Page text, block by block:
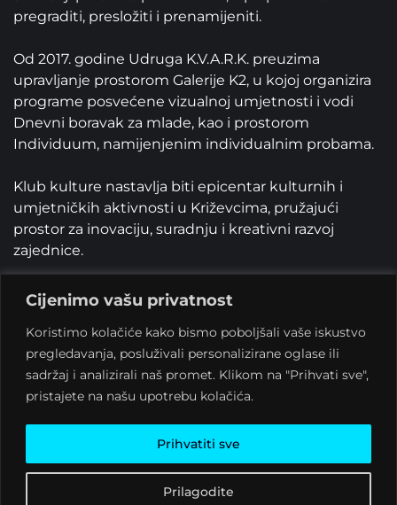
Cijenimo vašu privatnost
Koristimo kolačiće kako bismo poboljšali vaše iskustvo
pregledavanja, posluživali personalizirane oglase ili
sadržaj i analizirali naš promet. Klikom na "Prihvati sve",
pristajete na našu upotrebu kolačića.
Prilagodite
Prihvatiti sve
pregraditi, presložiti i prenamijeniti. ‍
Od 2017. godine Udruga K.V.A.R.K. preuzima
upravljanje prostorom Galerije K2, u kojoj organizira
programe posvećene vizualnoj umjetnosti i vodi
Dnevni boravak za mlade, kao i prostorom
Individuum, namijenjenim individualnim probama. ‍‍
Klub kulture nastavlja biti epicentar kulturnih i
umjetničkih aktivnosti u Križevcima, pružajući
prostor za inovaciju, suradnju i kreativni razvoj
zajednice.
Čime se bavimo?